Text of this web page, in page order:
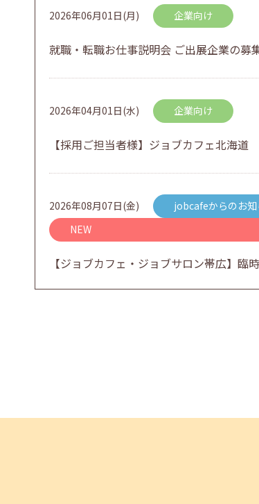
2026年06月01日(月) 企業向け
就職・転職お仕事説明会 ご出展企業の募
2026年04月01日(水) 企業向け
【採用ご担当者様】ジョブカフェ北海
2026年08月07日(金)
jobcafeからのお知
NEW
【ジョブカフェ・ジョブサロン帯広】臨
2026年07月01日(水) 企業向け
企業様向けセミナー「現場を巻き込む